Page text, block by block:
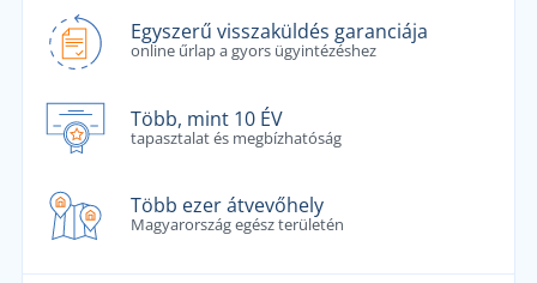
Egyszerű visszaküldés garanciája
online űrlap a gyors ügyintézéshez
Több, mint 10 ÉV
tapasztalat és megbízhatóság
Több ezer átvevőhely
Magyarország egész területén